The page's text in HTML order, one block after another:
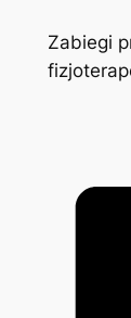
Zabiegi